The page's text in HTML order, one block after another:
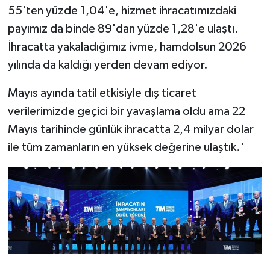
55'ten yüzde 1,04'e, hizmet ihracatımızdaki
payımız da binde 89'dan yüzde 1,28'e ulaştı.
İhracatta yakaladığımız ivme, hamdolsun 2026
yılında da kaldığı yerden devam ediyor.
Mayıs ayında tatil etkisiyle dış ticaret
verilerimizde geçici bir yavaşlama oldu ama 22
Mayıs tarihinde günlük ihracatta 2,4 milyar dolar
ile tüm zamanların en yüksek değerine ulaştık.'